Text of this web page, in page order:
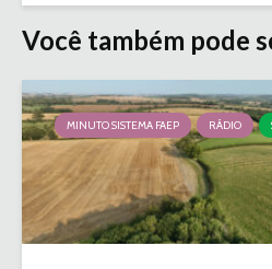
Você também pode
MINUTO SISTEMA FAEP RÁDIO